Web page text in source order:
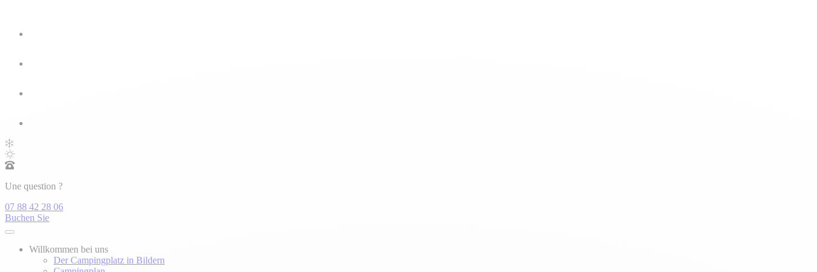
Une question ?
07 88 42 28 06
Buchen Sie
Willkommen bei uns
Der Campingplatz in Bildern